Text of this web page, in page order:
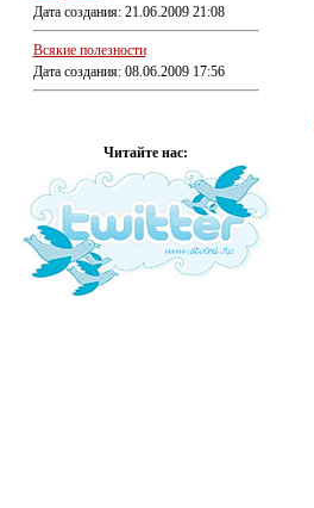
Дата создания: 21.06.2009 21:08
Всякие полезности
Дата создания: 08.06.2009 17:56
Читайте нас: